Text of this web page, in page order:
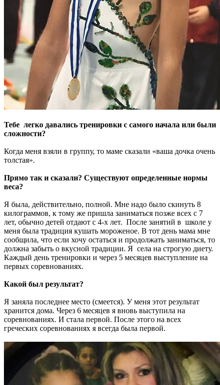
Тебе легко давались тренировки с самого начала или были
сложности?
Когда меня взяли в группу, то маме сказали «ваша дочка очень
толстая».
Прямо так и сказали? Существуют определенные нормы
веса?
Я была, действительно, полной. Мне надо было скинуть 8
килограммов, к тому же пришла заниматься позже всех с 7
лет, обычно детей отдают с 4-х лет. После занятий в школе у
меня была традиция кушать мороженое. В тот день мама мне
сообщила, что если хочу остаться и продолжать заниматься, то
должна забыть о вкусной традиции. Я села на строгую диету.
Каждый день тренировки и через 5 месяцев выступление на
первых соревнованиях.
Какой был результат?
Я заняла последнее место (смеется). У меня этот результат
хранится дома. Через 6 месяцев я вновь выступила на
соревнованиях. И стала первой. После этого на всех
греческих соревнованиях я всегда была первой.